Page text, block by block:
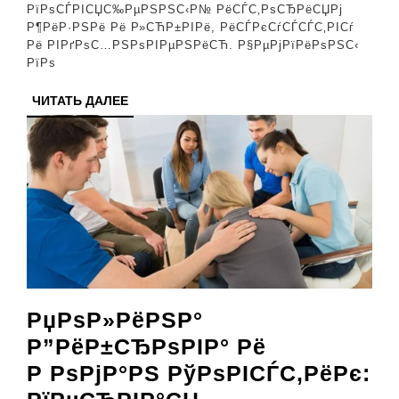
РїРѕСЃРІСЏС‰РµРЅРЅС‹Р№ РёСЃС‚РѕСЂРёСЏРј
Р¶РёР·РЅРё Рё Р»СЋР±РІРё, РёСЃРєСѓСЃСЃС‚РІСѓ
Рё РІРґРѕС…РЅРѕРІРµРЅРёСЋ. Р§РµРјРїРёРѕРЅС‹
РїРѕ
ЧИТАТЬ ДАЛЕЕЧИТАТЬ
ДАЛЕЕ
РџРѕР»РёРЅР°
Р”РёР±СЂРѕРІР° Рё
Р РѕРјР°РЅ РўРѕРІСЃС‚РёРє: